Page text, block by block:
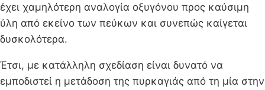
έχει χαμηλότερη αναλογία οξυγόνου προς καύσιμη
ύλη από εκείνο των πεύκων και συνεπώς καίγεται
δυσκολότερα.
Έτσι, με κατάλληλη σχεδίαση είναι δυνατό να
εμποδιστεί η μετάδοση της πυρκαγιάς από τη μία στην